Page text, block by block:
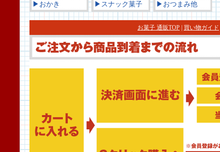
▶おかき ▶スナック菓子 ▶おつまみ他
お菓子 通販TOP 買い物ガイド